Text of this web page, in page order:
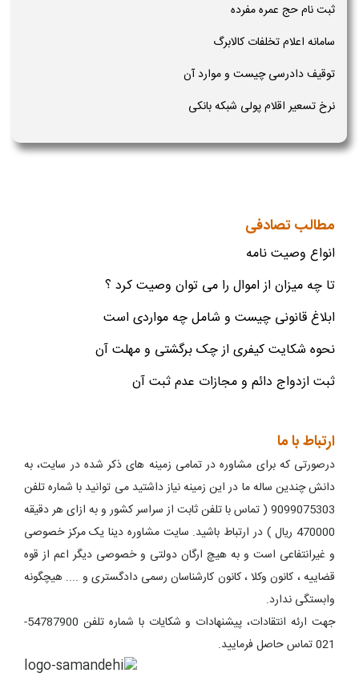
ثبت نام حج عمره مفرده
سامانه اعلام تخلفات کالابرگ
توقیف دادرسی چیست و موارد آن
نرخ تسعیر اقلام پولی شبکه بانکی
مطالب تصادفی
انواع وصیت نامه
تا چه میزان از اموال را می توان وصیت کرد ؟
ابلاغ قانونی چیست و شامل چه مواردی است
نحوه شکایت کیفری از چک برگشتی و مهلت آن
ثبت ازدواج دائم و مجازات عدم ثبت آن
ارتباط با ما
درصورتی که برای مشاوره در تمامی زمینه های ذکر شده در سایت، به
دانش چندین ساله ما در این زمینه نیاز داشتید می توانید با شماره تلفن
9099075303 ( تماس با تلفن ثابت از سراسر کشور و به ازای هر دقیقه
470000 ریال ) در ارتباط باشید. سایت مشاوره دینا یک مرکز خصوصی
و غیرانتفاعی است و به هیچ ارگان دولتی و خصوصی دیگر اعم از قوه
قضاییه ، کانون وکلا ، کانون کارشناسان رسمی دادگستری و .... هیچگونه
وابستگی ندارد.
جهت ارئه انتقادات، پیشنهادات و شکایات با شماره تلفن 54787900-
021 تماس حاصل فرمایید.